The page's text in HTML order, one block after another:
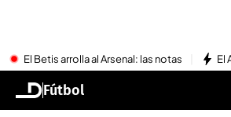
El Betis arrolla al Arsenal: las notas El
Fútbol